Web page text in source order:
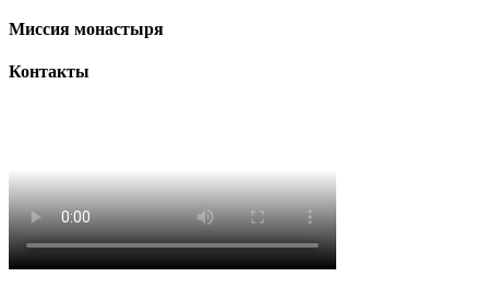
Миссия монастыря
Контакты